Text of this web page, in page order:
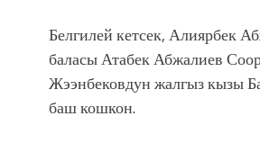
Белгилей кетсек, Алиярбек
баласы Атабек Абжалиев
Жээнбековдун жалгыз кызы
баш кошкон.